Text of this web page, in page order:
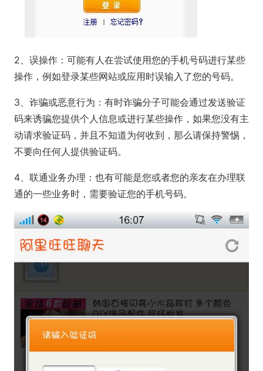
2、误操作：可能有人在尝试使用您的手机号码进行某些
操作，例如登录某些网站或应用时误输入了您的号码。
3、诈骗或恶意行为：有时诈骗分子可能会通过发送验证
码来诱骗您提供个人信息或进行某些操作，如果您没有主
动请求验证码，并且不知道为何收到，那么请保持警惕，
不要向任何人提供验证码。
4、联通业务办理：也有可能是您或者您的亲友在办理联
通的一些业务时，需要验证您的手机号码。